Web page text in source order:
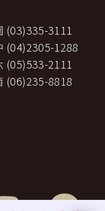
李數量之重量依航空公
稅捐。
服務人員之報酬。
其費用於契約簽訂後經政
分之十者，應由甲方補
兒童住宿不佔床及各項優
有約定者外，不包含下列
李超重費、飲料及酒
旅遊」網站所有程式、網
、公開播送、改作、散
編或反向組譯。若需引用
相關權利人之書面同意。
隱私權與安全準則予「理
權防護措施。
，均應依照中華民國法律
審管轄法院。若您對在
(03)335-3111
(04)2305-1288
(05)533-2111
(06)235-8818